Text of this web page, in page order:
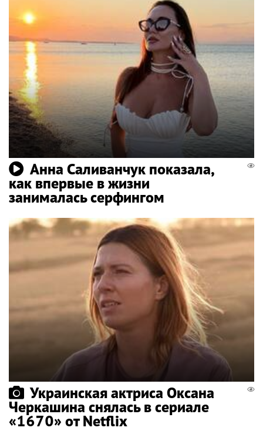
Анна Саливанчук показала,
как впервые в жизни
занималась серфингом
Украинская актриса Оксана
Черкашина снялась в сериале
«1670» от Netflix